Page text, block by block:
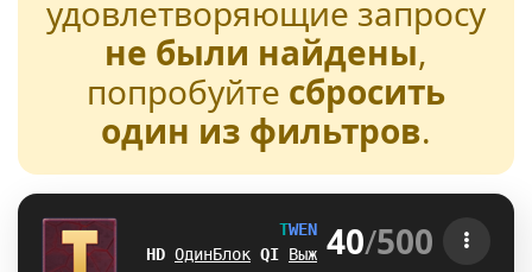
удовлетворяющие запросу
не были найдены,
попробуйте сбросить
один из фильтров.
TWEN UR E
[1.21-26.2]
OJ ОдинБлок O_ Выживание \I БедВарс
40/500